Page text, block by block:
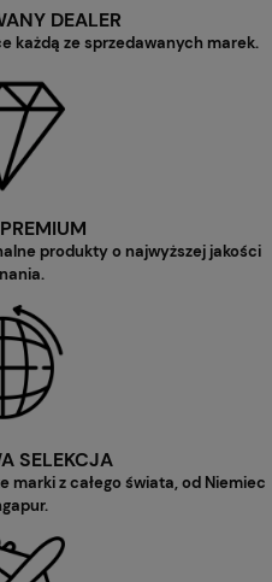
DEALER
każdą ze sprzedawanych marek.
produkty o najwyższej jakości
SELEKCJA
marki z całego świata, od Niemiec